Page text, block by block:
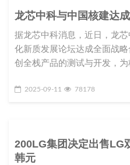
龙芯中科与中国核建达
据龙芯中科消息，近日，龙
化新质发展论坛达成全面战
创全栈产品的测试与开发，为
2025-09-11 78178
200LG集团决定出售LG
韩元